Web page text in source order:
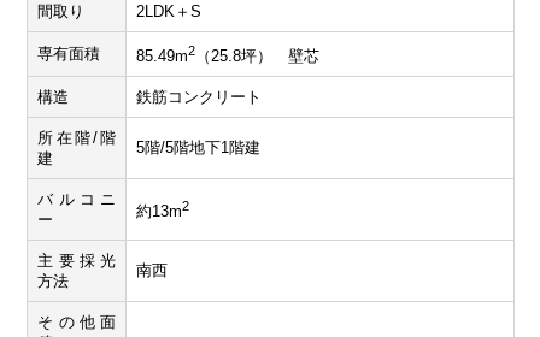
間取り 2LDK＋S
専有面積 85.49m2 （25.8坪） 壁芯
構造 鉄筋コンクリート
所在階/階
建
5階/5階地下1階建
バルコニ
ー
約13m2
主要採光
方法
南西
その他面